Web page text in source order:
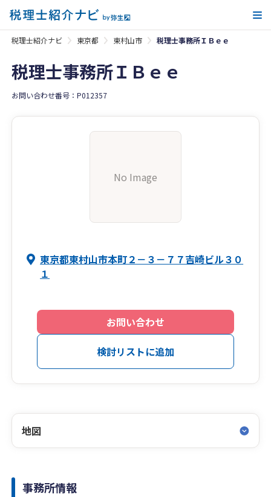
税理士紹介ナビ 東京都 東村山市 税理士事務所ＩＢｅｅ
税理士事務所ＩＢｅｅ
お問い合わせ番号：P012357
No Image
東京都東村山市本町２－３－７７吉崎ビル３０
１
お問い合わせ
検討リストに追加
地図
事務所情報